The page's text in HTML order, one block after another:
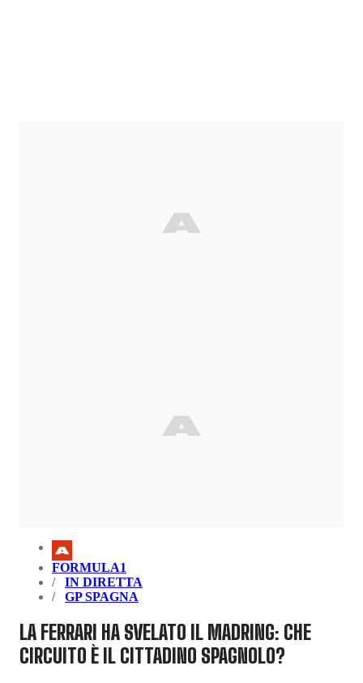
FORMULA1
IN DIRETTA
GP SPAGNA
LA FERRARI HA SVELATO IL MADRING: CHE
CIRCUITO È IL CITTADINO SPAGNOLO?